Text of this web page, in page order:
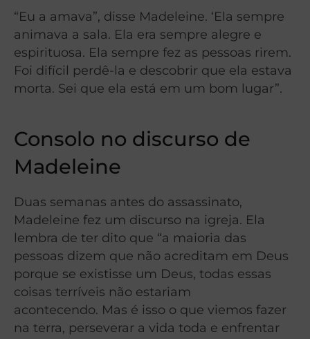
“Eu a amava”, disse Madeleine. ‘Ela sempre
animava a sala. Ela era sempre alegre e
espirituosa. Ela sempre fez as pessoas rirem.
Foi difícil perdê-la e descobrir que ela estava
morta. Sei que ela está em um bom lugar”.
Consolo no discurso de
Madeleine
Duas semanas antes do assassinato,
Madeleine fez um discurso na igreja. Ela
lembra de ter dito que “a maioria das
pessoas dizem que não acreditam em Deus
porque se existisse um Deus, todas essas
coisas terríveis não estariam
acontecendo. Mas é isso o que viemos fazer
na terra, perseverar a vida toda e enfrentar